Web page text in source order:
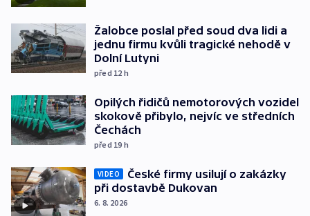
Žalobce poslal před soud dva lidi a
jednu firmu kvůli tragické nehodě v
Dolní Lutyni
před 12 h
Opilých řidičů nemotorových vozidel
skokově přibylo, nejvíc ve středních
Čechách
před 19 h
VIDEO
České firmy usilují o zakázky
při dostavbě Dukovan
6. 8. 2026